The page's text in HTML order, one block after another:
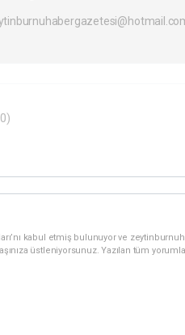
kabul etmiş bulunuyor ve
üstleniyorsunuz. Yazılan tüm